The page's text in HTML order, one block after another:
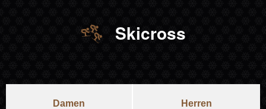
Skicross
Damen Herren